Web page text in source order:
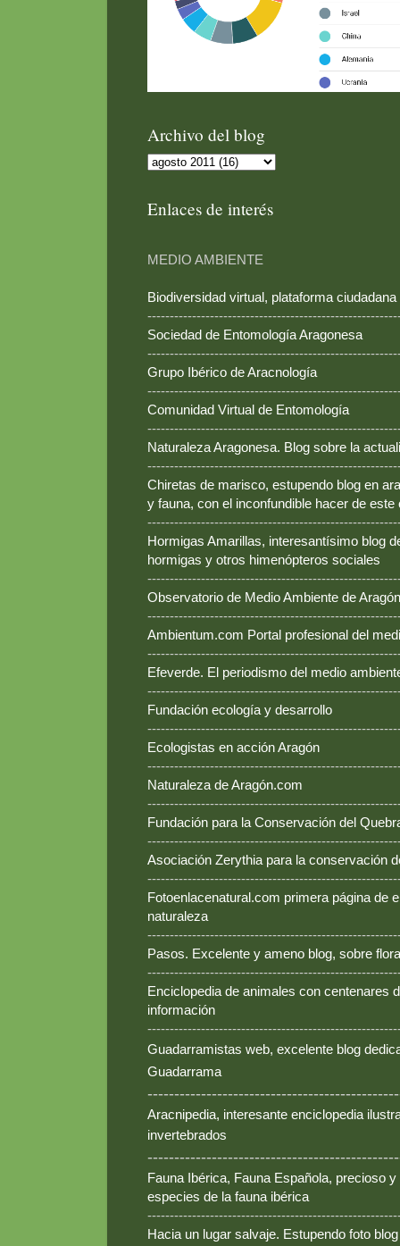
Archivo del blog
Enlaces de interés
MEDIO AMBIENTE
Biodiversidad virtual, plataforma ciudadana
Sociedad de Entomología Aragonesa
Grupo Ibérico de Aracnología
Comunidad Virtual de Entomología
Naturaleza Aragonesa. Blog sobre la
Chiretas de marisco, estupendo blog en
y fauna, con el inconfundible hacer de este
Hormigas Amarillas, interesantísimo blog
hormigas y otros himenópteros sociales
Observatorio de Medio Ambiente de Aragón
Ambientum.com Portal profesional del
Efeverde. El periodismo del medio
Fundación ecología y desarrollo
Ecologistas en acción Aragón
Naturaleza de Aragón.com
Fundación para la Conservación del
Asociación Zerythia para la conservación
Fotoenlacenatural.com primera página de
naturaleza
Pasos. Excelente y ameno blog, sobre
Enciclopedia de animales con centenares
información
Guadarramistas web, excelente blog
Guadarrama
Aracnipedia, interesante enciclopedia
invertebrados
Fauna Ibérica, Fauna Española, precioso
especies de la fauna ibérica
Hacia un lugar salvaje. Estupendo foto